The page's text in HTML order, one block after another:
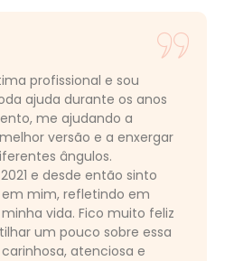
profissional e sou
ajuda durante os anos
me ajudando a
versão e a enxergar
ângulos.
e desde então sinto
mim, refletindo em
vida. Fico muito feliz
um pouco sobre essa
atenciosa e